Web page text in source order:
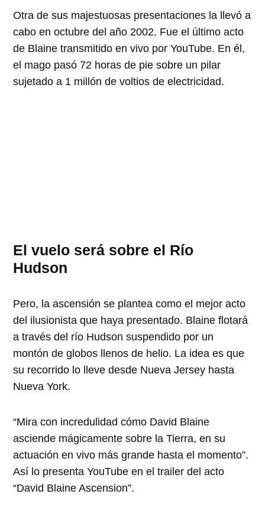
Otra de sus majestuosas presentaciones la llevó a
cabo en octubre del año 2002. Fue el último acto
de Blaine transmitido en vivo por YouTube. En él,
el mago pasó 72 horas de pie sobre un pilar
sujetado a 1 millón de voltios de electricidad.
El vuelo será sobre el Río
Hudson
Pero, la ascensión se plantea como el mejor acto
del ilusionista que haya presentado. Blaine flotará
a través del río Hudson suspendido por un
montón de globos llenos de helio. La idea es que
su recorrido lo lleve desde Nueva Jersey hasta
Nueva York.
“Mira con incredulidad cómo David Blaine
asciende mágicamente sobre la Tierra, en su
actuación en vivo más grande hasta el momento”.
Así lo presenta YouTube en el trailer del acto
“David Blaine Ascension”.